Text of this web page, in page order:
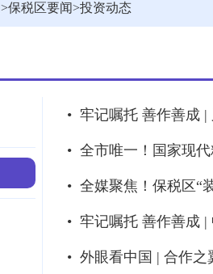
>保税区要闻>投资动态
• 牢记嘱托 善作善成 |
• 外眼看中国 | 合作